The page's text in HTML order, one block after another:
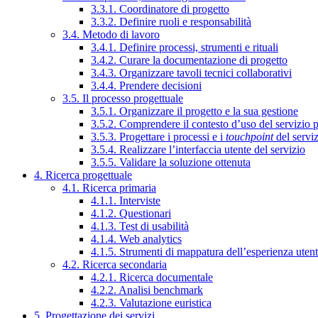
3.3.1. Coordinatore di progetto
3.3.2. Definire ruoli e responsabilità
3.4. Metodo di lavoro
3.4.1. Definire processi, strumenti e rituali
3.4.2. Curare la documentazione di progetto
3.4.3. Organizzare tavoli tecnici collaborativi
3.4.4. Prendere decisioni
3.5. Il processo progettuale
3.5.1. Organizzare il progetto e la sua gestione
3.5.2. Comprendere il contesto d’uso del servizio
3.5.3. Progettare i processi e i touchpointdel
3.5.4. Realizzare l’interfaccia utente del servizio
3.5.5. Validare la soluzione ottenuta
4. Ricerca progettuale
4.1. Ricerca primaria
4.1.1. Interviste
4.1.2. Questionari
4.1.3. Test di usabilità
4.1.4. Web analytics
4.1.5. Strumenti di mappatura dell’esperienza
4.2. Ricerca secondaria
4.2.1. Ricerca documentale
4.2.2. Analisi benchmark
4.2.3. Valutazione euristica
5. Progettazione dei servizi